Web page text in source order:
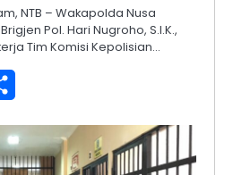
NTB – Wakapolda Nusa
Pol. Hari Nugroho, S.I.K.,
Tim Komisi Kepolisian…